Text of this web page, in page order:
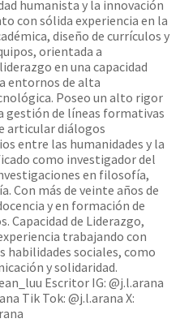
humanista y la innovación
con sólida experiencia en la
diseño de currículos y
orientada a
en una capacidad
entornos de alta
Poseo un alto rigor
gestión de líneas formativas
articular diálogos
entre las humanidades y la
como investigador del
en filosofía,
Con más de veinte años de
y en formación de
Capacidad de Liderazgo,
trabajando con
habilidades sociales, como
y solidaridad.
Escritor IG: @j.l.arana
Tik Tok: @j.l.arana X: